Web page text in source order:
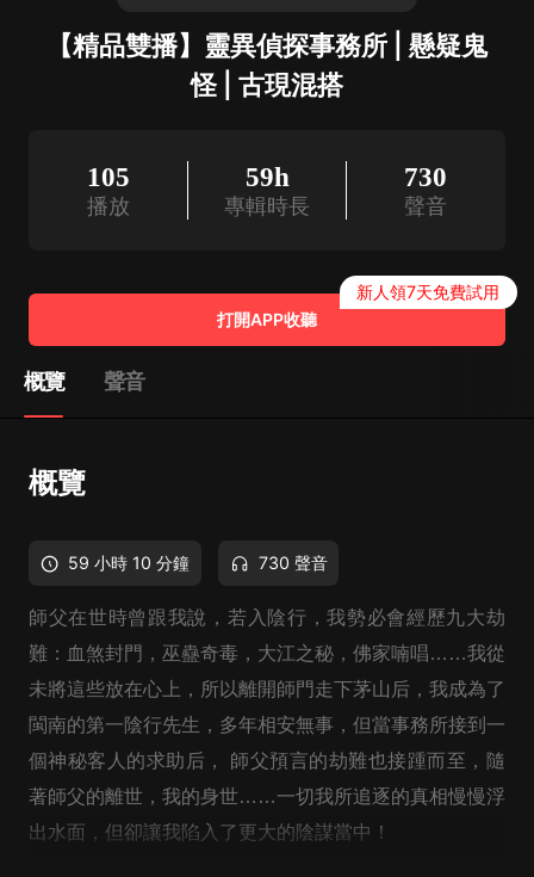
【精品雙播】靈異偵探事務所 | 懸疑鬼
怪 | 古現混搭
105
播放
59h
專輯時長
730
聲音
打開APP收聽
新人領7天免費試用
概覽 聲音
概覽
59 小時 10 分鐘 730 聲音
師父在世時曾跟我說，若入陰行，我勢必會經歷九大劫
難：血煞封門，巫蠱奇毒，大江之秘，佛家喃唱……我從
未將這些放在心上，所以離開師門走下茅山后，我成為了
閩南的第一陰行先生，多年相安無事，但當事務所接到一
個神秘客人的求助后， 師父預言的劫難也接踵而至，隨
著師父的離世，我的身世……一切我所追逐的真相慢慢浮
出水面，但卻讓我陷入了更大的陰謀當中！